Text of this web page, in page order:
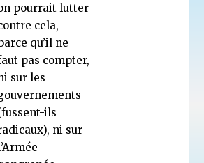
pourrait lutter
cela,
qu’il ne
pas compter,
sur les
ils
ni sur